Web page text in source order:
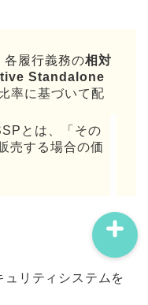
各履行義務の相対
Standalone
率に基づいて配
とは、「その
売する場合の価
リティシステムを
プロフィール
問い合わせ
イトマップ